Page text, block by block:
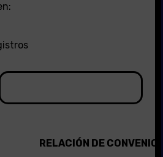
RELACIÓN DE